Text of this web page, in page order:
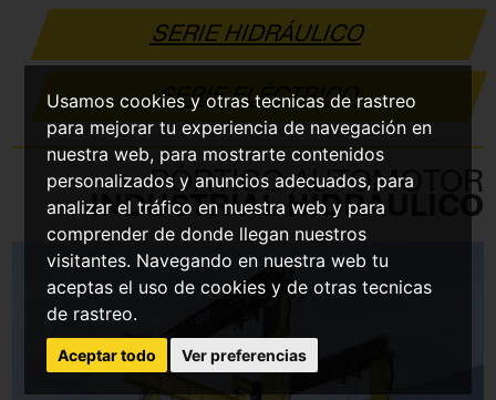
Usamos cookies y otras tecnicas de rastreo
para mejorar tu experiencia de navegación en
nuestra web, para mostrarte contenidos
personalizados y anuncios adecuados, para
analizar el tráfico en nuestra web y para
comprender de donde llegan nuestros
visitantes. Navegando en nuestra web tu
aceptas el uso de cookies y de otras tecnicas
de rastreo.
Aceptar todo Ver preferencias
SERIE HIDRÁULICO
SERIE ELÉCTRICO
PÓRTICO AUTOMOTOR
INDUSTRIAL HIDRÁULICO